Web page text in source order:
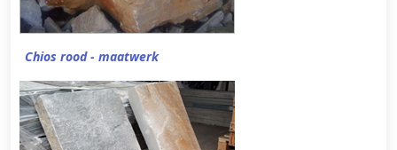
Chios rood - maatwerk